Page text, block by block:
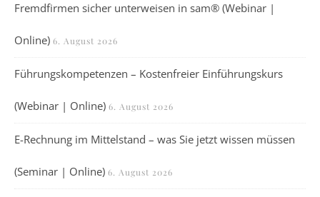
Fremdfirmen sicher unterweisen in sam® (Webinar |
Online) 6. August 2026
Führungskompetenzen – Kostenfreier Einführungskurs
(Webinar | Online) 6. August 2026
E-Rechnung im Mittelstand – was Sie jetzt wissen müssen
(Seminar | Online) 6. August 2026